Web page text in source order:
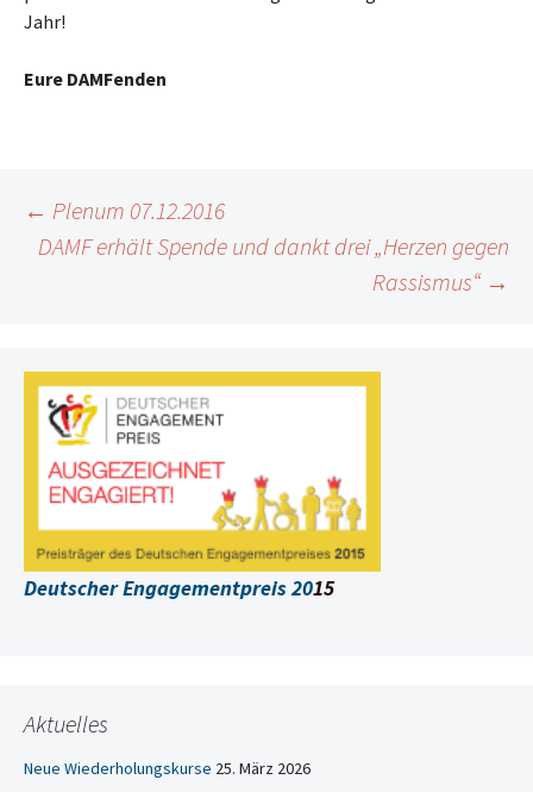
Jahr!
Eure DAMFenden
Beitragsnavigation
← Plenum 07.12.2016
DAMF erhält Spende und dankt drei „Herzen gegen
Rassismus“ →
Deutscher Engagementpreis 2015
Aktuelles
Neue Wiederholungskurse 25. März 2026